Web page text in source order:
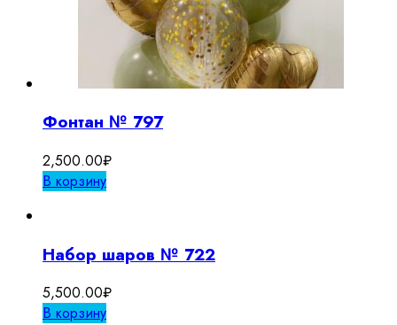
Фонтан № 797
2,500.00₽
В корзину
Набор шаров № 722
5,500.00₽
В корзину